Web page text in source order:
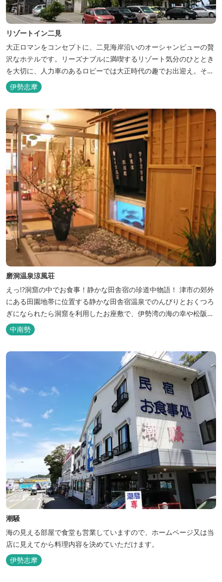
リゾートイン二見
大正ロマンをコンセプトに、二見海岸沿いのオーシャンビューの贅
沢なホテルです。リーズナブルに満喫するリゾート気分のひととき
を大切に、人力車のあるロビーでは大正時代の趣でお出迎え。そし
て、抜群の眺めが自慢の露天風呂｢七福の湯｣は、趣向を凝らした七
つのお風呂のうち、五つをご宿泊者様無料の貸切風呂としてご利用
が可能です。
伊勢志摩
磨洞温泉涼風荘
えっ!?洞窟の中でお食事！静かな田舎宿の珍道中物語！ 津市の郊外
にある田園地帯に位置する静かな田舎宿温泉でのんびりとおくつろ
ぎになられたら洞窟を利用したお座敷で、伊勢湾の海の幸や松阪肉
を山海賊焼きをお召し上がりいただけます。年中20度前後の天然空
調、お客様を不思議な空間にご案内！ ご宴会には、大広間で和食会
席、日帰り入浴＆お食事ＯＫ。 温泉は、津に来て津の湯をお楽しみ
いただけます。「白...
中南勢
潮騒
海の見える部屋で食堂も営業していますので、ホームページ又は当
店に見えてから料理内容を決めていただけます。
伊勢志摩